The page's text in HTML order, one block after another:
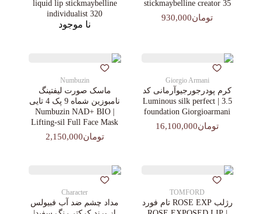
stickmaybelline creator 35
تومان930,000
liquid lip stickmaybelline
individualist 320
نا موجود
Giorgio Armani
کرم پودرجورجیوآرمانی کد
3.5 | Luminous silk perfect
foundation Giorgioarmani
تومان16,100,000
Numbuzin
ماسک صورت لیفتینگ
نامبوزین شماه 9 پک 4 تایی
| Numbuzin NAD+ BIO
Lifting-sil Full Face Mask
تومان2,150,000
TOMFORD
رژلب ROSE EXP تام فورد
Character
مداد چشم ضد آب فبیولس